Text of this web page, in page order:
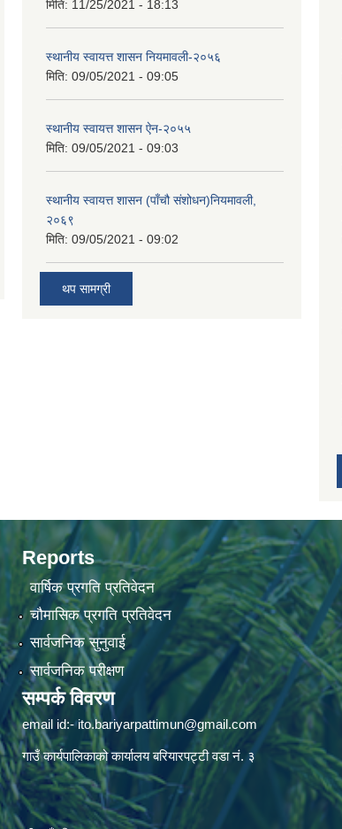
मिति: 11/25/2021 - 18:13
स्थानीय स्वायत्त शासन नियमावली-२०५६
मिति: 09/05/2021 - 09:05
स्थानीय स्वायत्त शासन ए‍ेन-२०५५
मिति: 09/05/2021 - 09:03
स्थानीय स्वायत्त शासन (पाँचौ संशोधन)नियमावली,
२०६९
मिति: 09/05/2021 - 09:02
थप सामग्री
Reports
वार्षिक प्रगति प्रतिवेदन
चौमासिक प्रगति प्रतिवेदन
सार्वजनिक सुनुवाई
सार्वजनिक परीक्षण
सम्पर्क विवरण
email id:-ito.bariyarpattimun@gmail.com
गाउँ कार्यपालिकाको कार्यालय बरियारपट्टी वडा नं. ३